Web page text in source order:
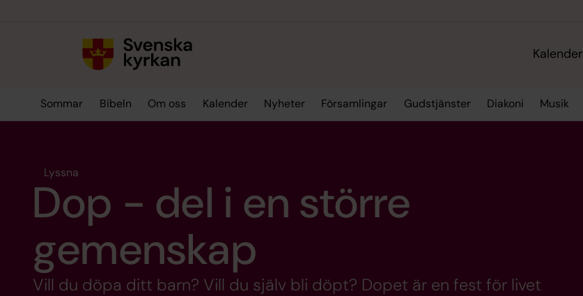
Kalender
Sommar Bibeln Om oss Kalender Nyheter Församlingar Gudstjänster Diakoni Musik
Lyssna
Dop - del i en större
gemenskap
Vill du döpa ditt barn? Vill du själv bli döpt? Dopet är en fest för livet